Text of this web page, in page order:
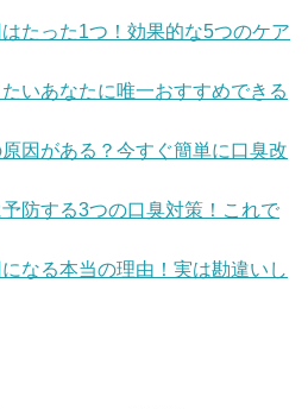
たった1つ！効果的な5つのケア
いあなたに唯一おすすめできる
因がある？今すぐ簡単に口臭改
防する3つの口臭対策！これで
なる本当の理由！実は勘違いし